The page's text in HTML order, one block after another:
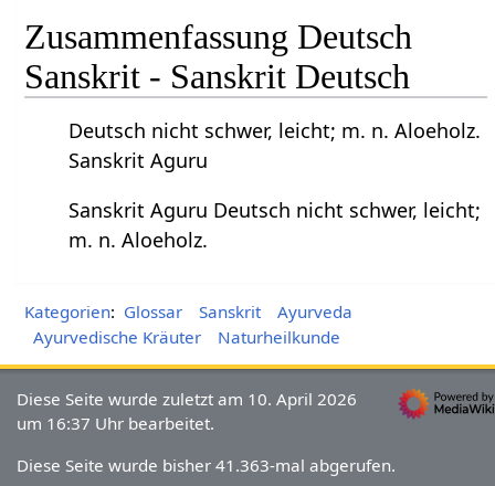
Zusammenfassung Deutsch
Sanskrit - Sanskrit Deutsch
Deutsch nicht schwer, leicht; m. n. Aloeholz.
Sanskrit Aguru
Sanskrit Aguru Deutsch nicht schwer, leicht;
m. n. Aloeholz.
Kategorien: Glossar Sanskrit
Ayurveda
Ayurvedische Kräuter
Naturheilkunde
Diese Seite wurde zuletzt am 10. April 2026
um 16:37 Uhr bearbeitet.
Diese Seite wurde bisher 41.363-mal abgerufen.